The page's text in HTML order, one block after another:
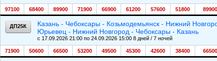
97100 68400 89900 71900 66900 61200 57600 51800 89900
ДП25К
Казань - Чебоксары - Козьмодемьянск - Нижний
Юрьевец - Нижний Новгород - Чебоксары - Казань
c 17.09.2026 21:00 по 24.09.2026 15:00 8 дней / 7 ночей
71900 50600 66500 53200 49500 45300 42600 38400 66500